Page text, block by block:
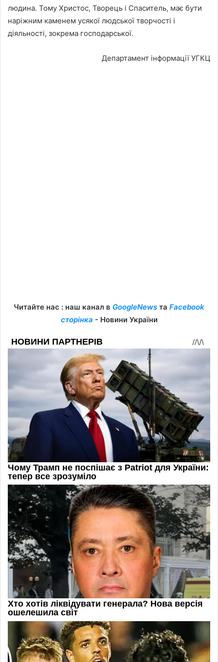
людина. Тому Христос, Творець і Спаситель, має бути
наріжним каменем усякої людської творчості і
діяльності, зокрема господарської.
Департамент інформації УГКЦ
Читайте нас : наш канал в GoogleNews та Facebook
сторінка - Новини України